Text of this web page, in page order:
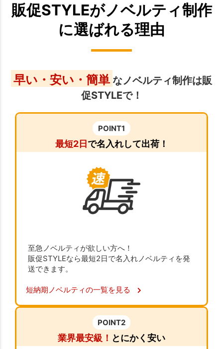
販促STYLEがノベルティ制作
に選ばれる理由
早い・安い・簡単 なノベルティ制作は販
促STYLEで！
POINT1
最短2日 で名入れして出荷！
至急ノベルティが欲しい方へ！
販促STYLEなら最短2日で名入れノベルティを発
送できます。
短納期ノベルティの一覧を見る
POINT2
業界最安級！ とにかく安い